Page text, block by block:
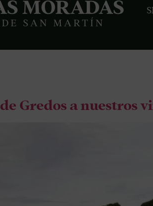
Gredos a nuestros